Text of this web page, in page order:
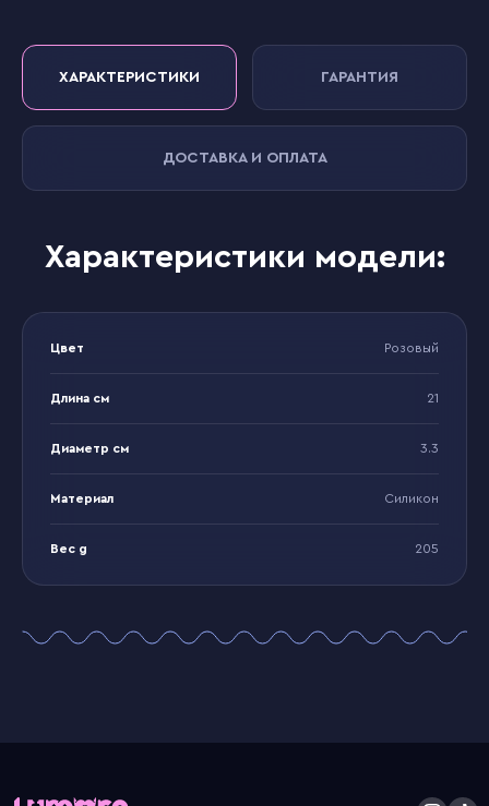
ХАРАКТЕРИСТИКИ ГАРАНТИЯ
ДОСТАВКА И ОПЛАТА
Характеристики модели:
Цвет Розовый
Длина см 21
Диаметр см 3.3
Материал Силикон
Вес g 205